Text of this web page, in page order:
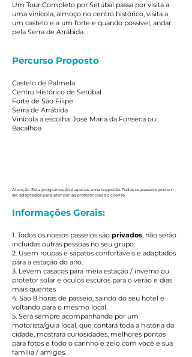
Um Tour Completo por Setúbal passa por visita a
uma vinícola, almoço no centro histórico, visita a
um castelo e a um forte e quando possível, andar
pela Serra de Arrábida.
Percurso Proposto
Castelo de Palmela
Centro Histórico de Setúbal
Forte de São Filipe
Serra de Arrábida
Vinícola a escolha: José Maria da Fonseca ou
Bacalhoa
Atenção: Esta programação é apenas uma sugestão. Todos os passeios podem
ser adaptados para atender as preferências do cliente.
Informações Gerais:
1. Todos os nossos passeios são privados, não serão
incluídas outras pessoas no seu grupo.
2. Usem roupas e sapatos confortáveis e adaptados
para a estação do ano.
3. Levem casacos para meia estação / inverno ou
protetor solar e óculos escuros para o verão e dias
mais quentes
4. São 8 horas de passeio, saindo do seu hotel e
voltando para o mesmo local.
5. Será sempre acompanhando por um
motorista/guia local, que contará toda a história da
cidade, mostrará curiosidades, melhores pontos
para fotos e todo o carinho e zelo com você e sua
família / amigos.